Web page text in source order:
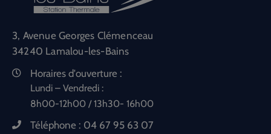
3, Avenue Georges Clémenceau
34240 Lamalou-les-Bains
Horaires d'ouverture :
Lundi – Vendredi :
8h00-12h00 / 13h30- 16h00
Téléphone : 04 67 95 63 07